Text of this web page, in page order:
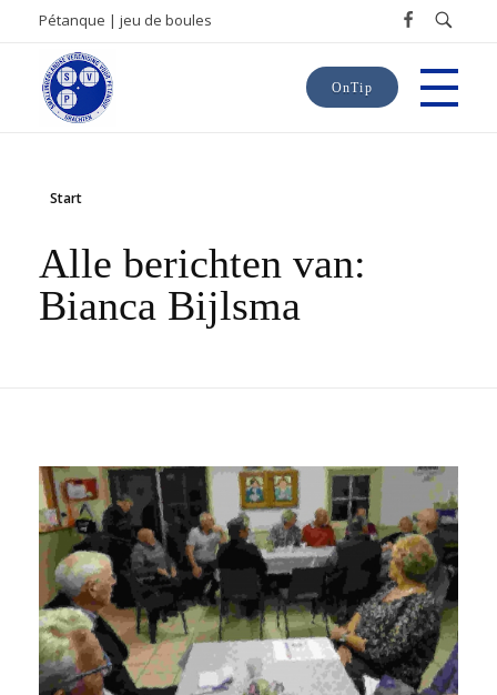
Pétanque | jeu de boules
OnTip
Start
Alle berichten van:
Bianca Bijlsma